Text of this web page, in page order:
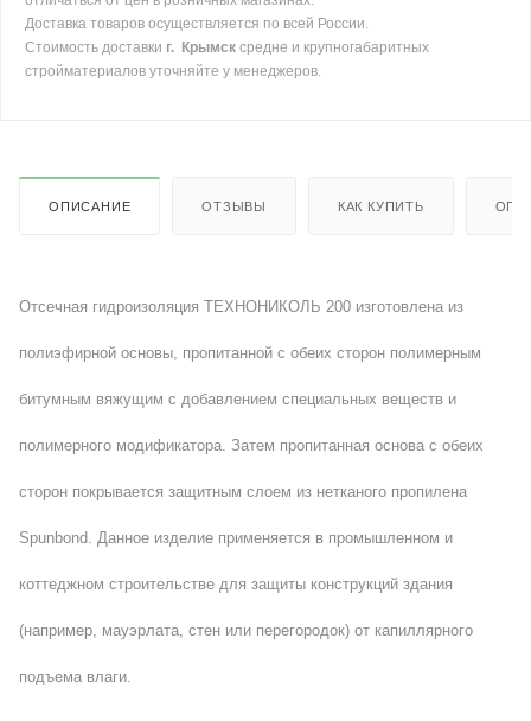
Доставка товаров осуществляется по всей России.
Стоимость доставки г. Крымск средне и крупногабаритных
стройматериалов уточняйте у менеджеров.
ОПИСАНИЕ ОТЗЫВЫ КАК КУПИТЬ
Отсечная гидроизоляция ТЕХНОНИКОЛЬ 200 изготовлена из
полиэфирной основы, пропитанной с обеих сторон полимерным
битумным вяжущим с добавлением специальных веществ и
полимерного модификатора. Затем пропитанная основа с обеих
сторон покрывается защитным слоем из нетканого пропилена
Spunbond. Данное изделие применяется в промышленном и
коттеджном строительстве для защиты конструкций здания
(например, мауэрлата, стен или перегородок) от капиллярного
подъема влаги.